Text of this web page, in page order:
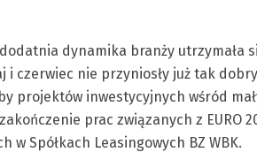
dynamika branży utrzymała
i czerwiec nie przyniosły już tak
projektów inwestycyjnych wśród
prac związanych z EURO
Spółkach Leasingowych BZ WBK.